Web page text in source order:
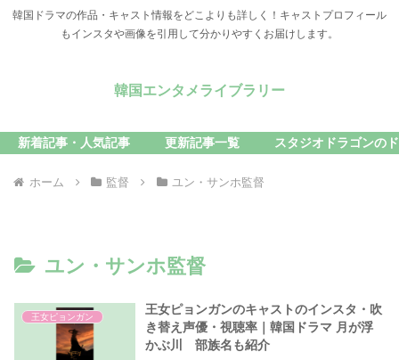
韓国ドラマの作品・キャスト情報をどこよりも詳しく！キャストプロフィール
もインスタや画像を引用して分かりやすくお届けします。
韓国エンタメライブラリー
新着記事・人気記事 更新記事一覧 スタジオドラゴンの
ホーム 監督 ユン・サンホ監督
ユン・サンホ監督
王女ピョンガン
王女ピョンガンのキャストのインスタ・吹
き替え声優・視聴率｜韓国ドラマ 月が浮
かぶ川 部族名も紹介